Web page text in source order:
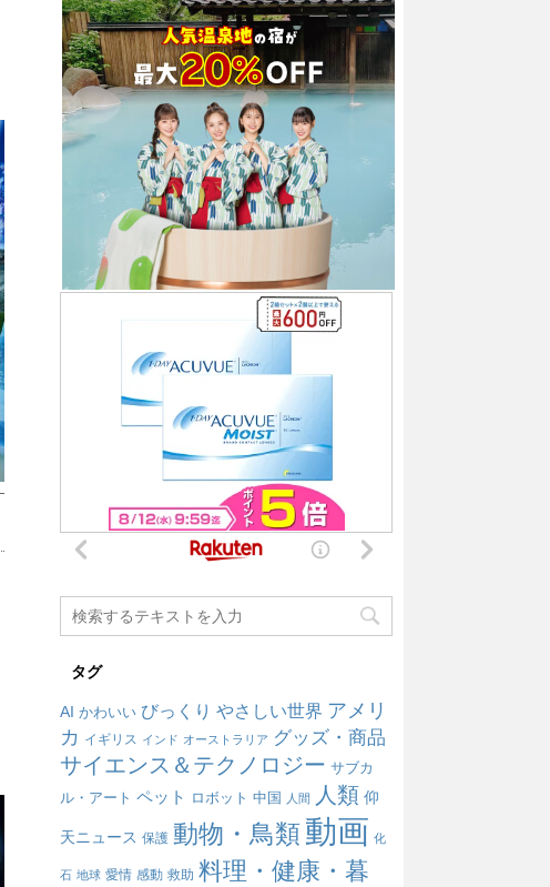
体とは？
タグ
AI かわいい びっくり やさしい世界 アメリ
カ イギリス インド オーストラリア グッズ・商品
サイエンス＆テクノロジー サブカ
ル・アート ペット ロボット 中国 人間 人類 仰
天ニュース 保護 動物・鳥類動画 化
石 地球 愛情 感動 救助 料理・健康・暮